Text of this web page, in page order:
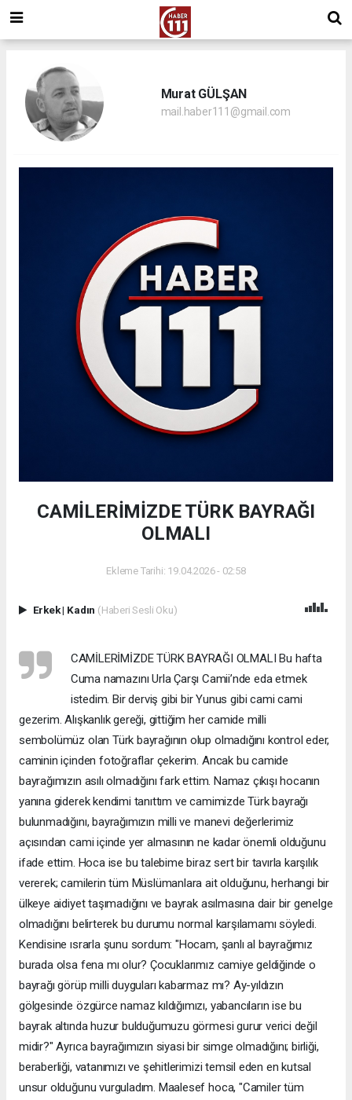
Murat GÜLŞAN
mail.haber111@gmail.com
CAMİLERİMİZDE TÜRK BAYRAĞI
OLMALI
Ekleme Tarihi: 19.04.2026 - 02:58
Erkek| Kadın (Haberi Sesli Oku)
CAMİLERİMİZDE TÜRK BAYRAĞI OLMALI Bu hafta
Cuma namazını Urla Çarşı Camii’nde eda etmek
istedim. Bir derviş gibi bir Yunus gibi cami cami
gezerim. Alışkanlık gereği, gittiğim her camide milli
sembolümüz olan Türk bayrağının olup olmadığını kontrol eder,
caminin içinden fotoğraflar çekerim. Ancak bu camide
bayrağımızın asılı olmadığını fark ettim. Namaz çıkışı hocanın
yanına giderek kendimi tanıttım ve camimizde Türk bayrağı
bulunmadığını, bayrağımızın milli ve manevi değerlerimiz
açısından cami içinde yer almasının ne kadar önemli olduğunu
ifade ettim. Hoca ise bu talebime biraz sert bir tavırla karşılık
vererek; camilerin tüm Müslümanlara ait olduğunu, herhangi bir
ülkeye aidiyet taşımadığını ve bayrak asılmasına dair bir genelge
olmadığını belirterek bu durumu normal karşılamamı söyledi.
Kendisine ısrarla şunu sordum: "Hocam, şanlı al bayrağımız
burada olsa fena mı olur? Çocuklarımız camiye geldiğinde o
bayrağı görüp milli duyguları kabarmaz mı? Ay-yıldızın
gölgesinde özgürce namaz kıldığımızı, yabancıların ise bu
bayrak altında huzur bulduğumuzu görmesi gurur verici değil
midir?" Ayrıca bayrağımızın siyasi bir simge olmadığını; birliği,
beraberliği, vatanımızı ve şehitlerimizi temsil eden en kutsal
unsur olduğunu vurguladım. Maalesef hoca, "Camiler tüm